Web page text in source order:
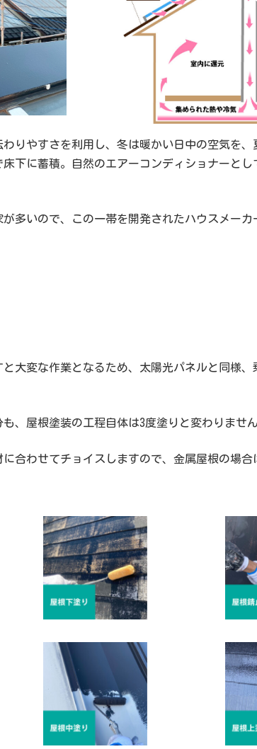
りやすさを利用し、冬は暖かい日中の空気を、
下に蓄積。自然のエアーコンディショナーとし
多いので、この一帯を開発されたハウスメーカ
大変な作業となるため、太陽光パネルと同様、
、屋根塗装の工程自体は3度塗りと変わりません
合わせてチョイスしますので、金属屋根の場合